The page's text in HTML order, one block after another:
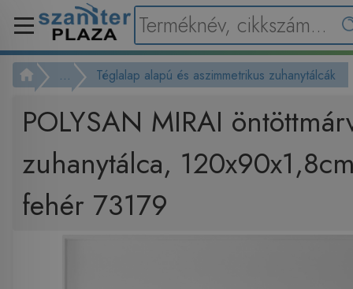
... Téglalap alapú és aszimmetrikus zuhanytálcák
POLYSAN MIRAI
zuhanytálca,
fehér 73179